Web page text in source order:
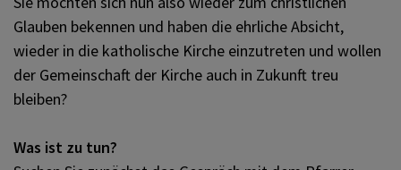
Krankensalbung
Seelsorge im Krankenhaus
Ein Gespräch
Glauben bekennen und haben die ehrliche Absicht,
wieder in die katholische Kirche einzutreten und wollen
der Gemeinschaft der Kirche auch in Zukunft treu
bleiben?
Was ist zu tun?